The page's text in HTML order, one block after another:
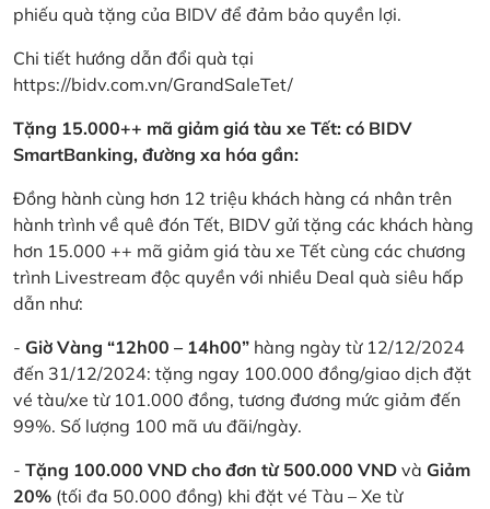
phiếu quà tặng của BIDV để đảm bảo quyền lợi.
Chi tiết hướng dẫn đổi quà tại
https://bidv.com.vn/GrandSaleTet/
Tặng 15.000++ mã giảm giá tàu xe Tết: có BIDV
SmartBanking, đường xa hóa gần:
Đồng hành cùng hơn 12 triệu khách hàng cá nhân trên
hành trình về quê đón Tết, BIDV gửi tặng các khách hàng
hơn 15.000 ++ mã giảm giá tàu xe Tết cùng các chương
trình Livestream độc quyền với nhiều Deal quà siêu hấp
dẫn như:
- Giờ Vàng “12h00 – 14h00” hàng ngày từ 12/12/2024
đến 31/12/2024: tặng ngay 100.000 đồng/giao dịch đặt
vé tàu/xe từ 101.000 đồng, tương đương mức giảm đến
99%. Số lượng 100 mã ưu đãi/ngày.
- Tặng 100.000 VND cho đơn từ 500.000 VND và Giảm
20% (tối đa 50.000 đồng) khi đặt vé Tàu – Xe từ